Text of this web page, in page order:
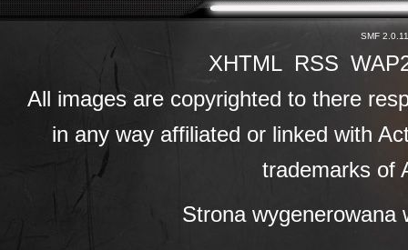
SMF 2.0.11
XHTML RSS
All images are copyrighted to there
in any way affiliated or linked with
trademarks of
Strona wygenerowana